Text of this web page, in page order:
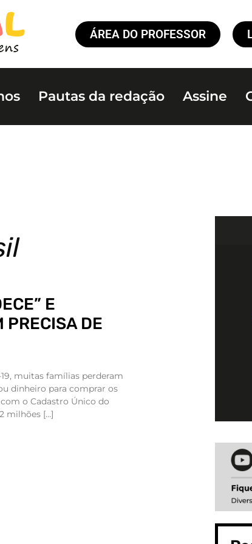
ÁREA DO PROFESSOR
Pautas da redação Assine
E
PRECISA DE
muitas famílias perderam
dinheiro para comprar os
o Cadastro Único do
milhões […]